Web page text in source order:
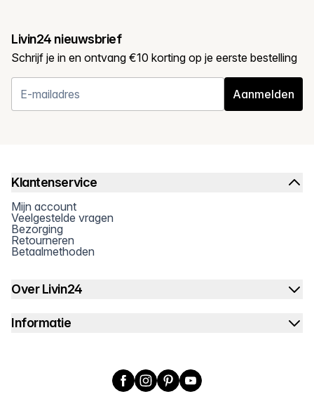
Livin24 nieuwsbrief
Schrijf je in en ontvang €10 korting op je eerste bestelling
Aanmelden
Klantenservice
Mijn account
Veelgestelde vragen
Bezorging
Retourneren
Betaalmethoden
Over Livin24
Informatie
Facebook
Instagram
PinterestYouTube